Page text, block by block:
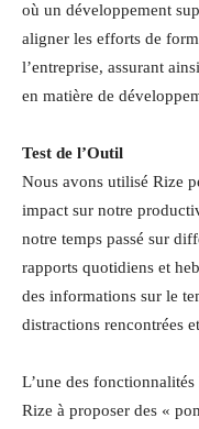
où un développement
aligner les efforts de
l’entreprise, assurant
en matière de
Test de l’Outil
Nous avons utilisé Rize
impact sur notre
notre temps passé sur
rapports quotidiens et
des informations sur le
distractions rencontrées
L’une des fonctionnalités
Rize à proposer des «